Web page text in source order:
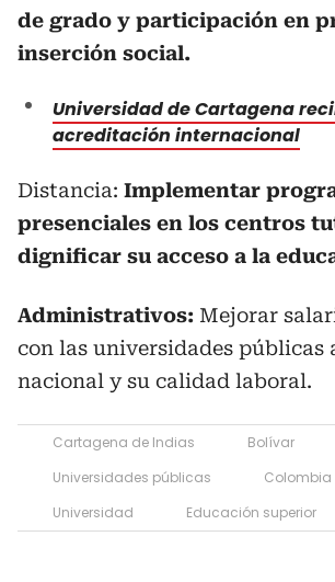
de grado y participación en
inserción social.
Universidad de Cartagena
acreditación internacional
Distancia: Implementar
presenciales en los centros
dignificar su acceso a la
Administrativos: Mejorar
con las universidades públicas
nacional y su calidad laboral.
Cartagena de Indias
Bolívar
Universidades públicas
Colombia
Universidad
Educación superior